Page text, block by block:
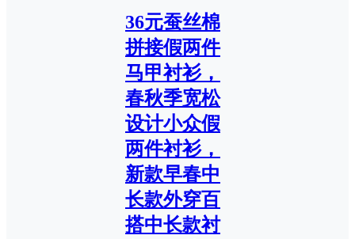
36元蚕丝棉
拼接假两件
马甲衬衫，
春秋季宽松
设计小众假
两件衬衫，
新款早春中
长款外穿百
搭中长款衬